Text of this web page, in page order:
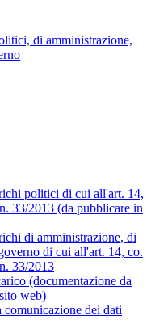
di amministrazione,
politici di cui all'art. 14,
33/2013 (da pubblicare in
di amministrazione, di
di cui all'art. 14, co.
33/2013
(documentazione da
web)
comunicazione dei dati